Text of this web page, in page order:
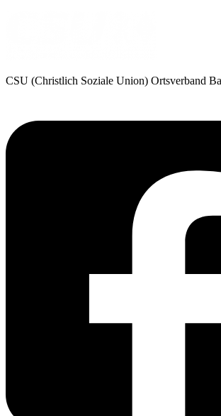
CSU (Christlich Soziale Union) Ortsverband